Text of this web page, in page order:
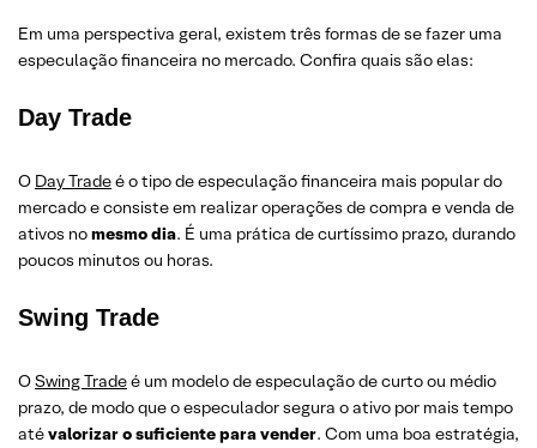
Em uma perspectiva geral, existem três formas de se fazer uma
especulação financeira no mercado. Confira quais são elas:
Day Trade
O Day Tradeé o tipo de especulação financeira mais popular do
mercado e consiste em realizar operações de compra e venda de
ativos nomesmo dia. É uma prática de curtíssimo prazo, durando
poucos minutos ou horas.
Swing Trade
OSwing Tradeé um modelo de especulação de curto ou médio
prazo, de modo que o especulador segura o ativo por mais tempo
atévalorizar o suficiente para vender. Com uma boa estratégia,